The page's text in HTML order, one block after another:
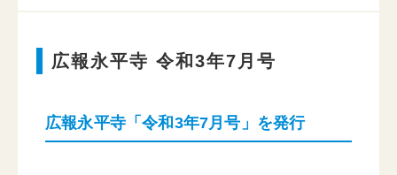
広報永平寺 令和3年7月号
広報永平寺「令和3年7月号」を発行